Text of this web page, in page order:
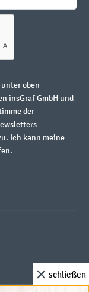
oben
insGraf GmbH und
der
Ich kann meine
schließen